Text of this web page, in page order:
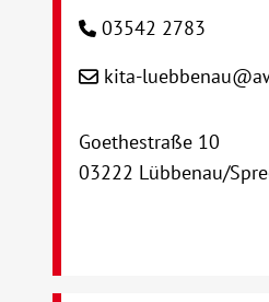
03542 2783
kita-
Goethestraße 10
03222 Lübbenau/